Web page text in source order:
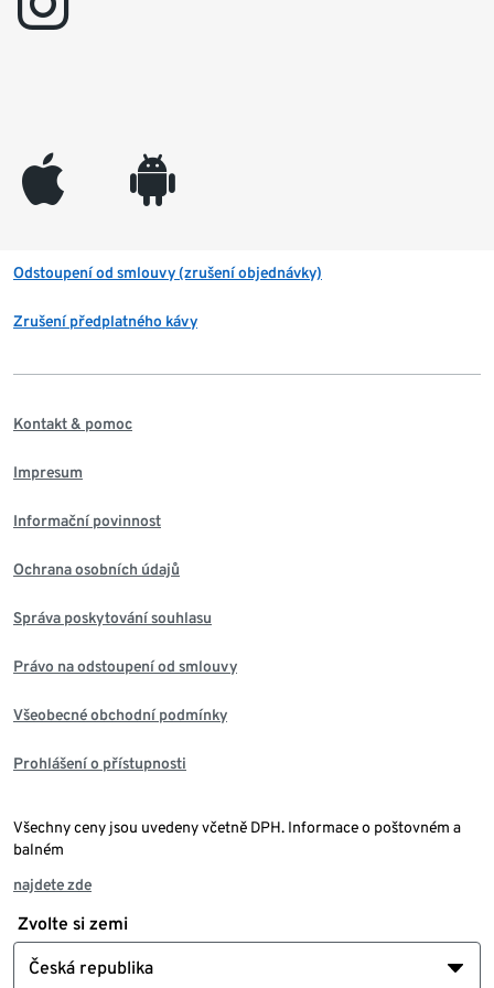
appleinc android
Odstoupení od smlouvy (zrušení objednávky)
Zrušení předplatného kávy
Kontakt & pomoc
Impresum
Informační povinnost
Ochrana osobních údajů
Správa poskytování souhlasu
Právo na odstoupení od smlouvy
Všeobecné obchodní podmínky
Prohlášení o přístupnosti
Všechny ceny jsou uvedeny včetně DPH. Informace o poštovném a
balném
najdete zde
Zvolte si zemi
Česká republika